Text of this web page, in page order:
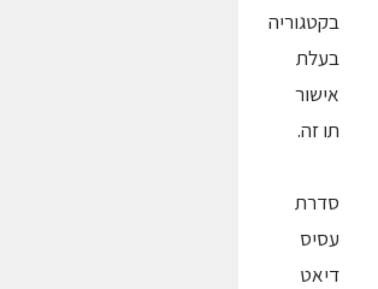
בקטגוריה
בעלת
אישור
תו זה.
סדרת
עסיס
דיאט